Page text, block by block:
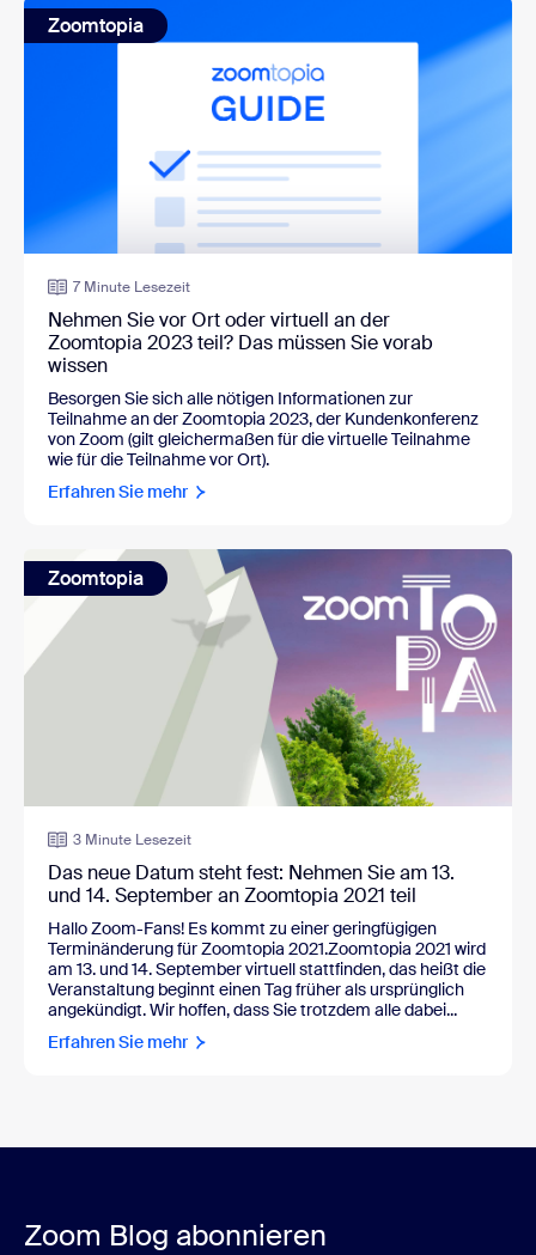
Zoomtopia
7 Minute Lesezeit
Nehmen Sie vor Ort oder virtuell an der
Zoomtopia 2023 teil? Das müssen Sie vorab
wissen
Besorgen Sie sich alle nötigen Informationen zur
Teilnahme an der Zoomtopia 2023, der Kundenkonferenz
von Zoom (gilt gleichermaßen für die virtuelle Teilnahme
wie für die Teilnahme vor Ort).
Erfahren Sie mehr
Zoomtopia
3 Minute Lesezeit
Das neue Datum steht fest: Nehmen Sie am 13.
und 14. September an Zoomtopia 2021 teil
Hallo Zoom-Fans! Es kommt zu einer geringfügigen
Terminänderung für Zoomtopia 2021.Zoomtopia 2021 wird
am 13. und 14. September virtuell stattfinden, das heißt die
Veranstaltung beginnt einen Tag früher als ursprünglich
angekündigt. Wir hoffen, dass Sie trotzdem alle dabei...
Erfahren Sie mehr
Zoom Blog abonnieren